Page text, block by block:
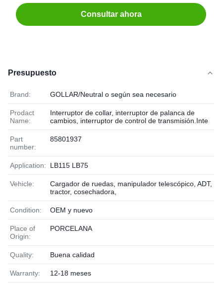
Consultar ahora
Presupuesto
Brand: GOLLAR/Neutral o según sea necesario
Prodact
Name:
Interruptor de collar, interruptor de palanca de
cambios, interruptor de control de transmisión.Inte
Part
number:
85801937
Application: LB115 LB75
Vehicle:
Cargador de ruedas, manipulador telescópico, ADT,
tractor, cosechadora,
Condition: OEM y nuevo
Place of
Origin:
PORCELANA
Quality: Buena calidad
Warranty: 12-18 meses